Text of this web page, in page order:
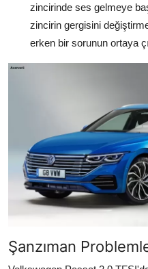
zincirinde ses gelmeye
zincirin gergisini
erken bir sorunun ortaya
Şanzıman